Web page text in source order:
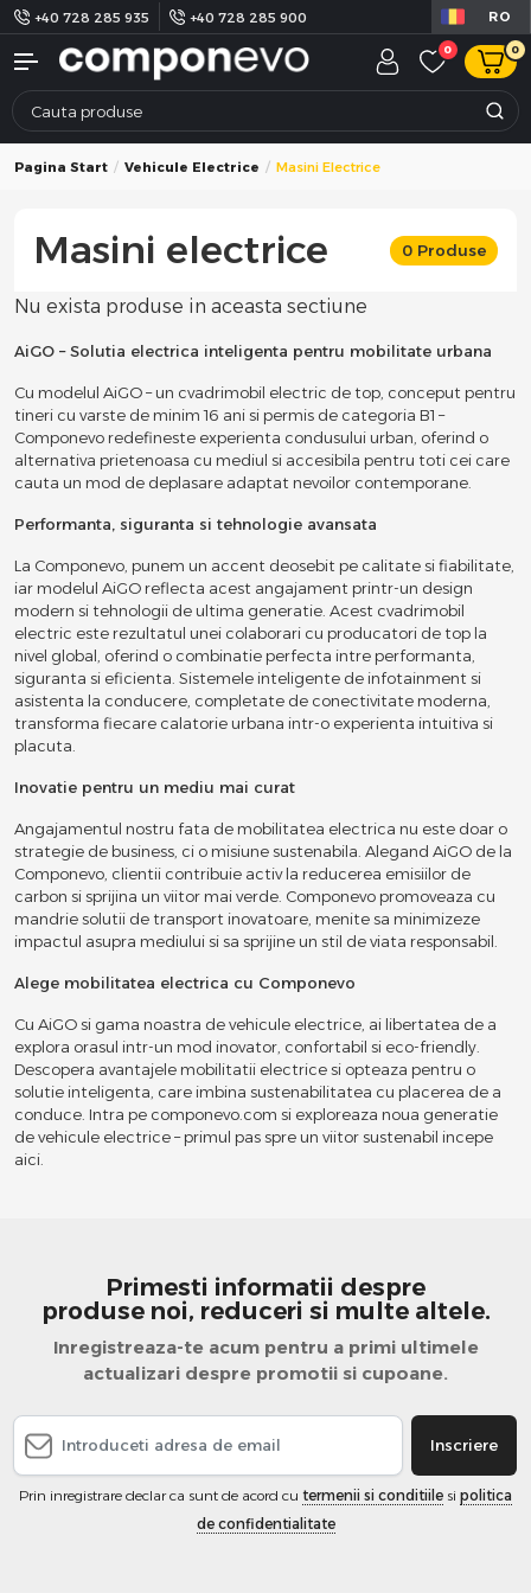
+40 728 285 935 +40 728 285 900 RO
0 0
Pagina Start Vehicule Electrice Masini Electrice
Masini electrice 0 Produse
Nu exista produse in aceasta sectiune
AiGO – Solutia electrica inteligenta pentru mobilitate urbana
Cu modelul AiGO – un cvadrimobil electric de top, conceput pentru
tineri cu varste de minim 16 ani si permis de categoria B1 –
Componevo redefineste experienta condusului urban, oferind o
alternativa prietenoasa cu mediul si accesibila pentru toti cei care
cauta un mod de deplasare adaptat nevoilor contemporane.
Performanta, siguranta si tehnologie avansata
La Componevo, punem un accent deosebit pe calitate si fiabilitate,
iar modelul AiGO reflecta acest angajament printr-un design
modern si tehnologii de ultima generatie. Acest cvadrimobil
electric este rezultatul unei colaborari cu producatori de top la
nivel global, oferind o combinatie perfecta intre performanta,
siguranta si eficienta. Sistemele inteligente de infotainment si
asistenta la conducere, completate de conectivitate moderna,
transforma fiecare calatorie urbana intr-o experienta intuitiva si
placuta.
Inovatie pentru un mediu mai curat
Angajamentul nostru fata de mobilitatea electrica nu este doar o
strategie de business, ci o misiune sustenabila. Alegand AiGO de la
Componevo, clientii contribuie activ la reducerea emisiilor de
carbon si sprijina un viitor mai verde. Componevo promoveaza cu
mandrie solutii de transport inovatoare, menite sa minimizeze
impactul asupra mediului si sa sprijine un stil de viata responsabil.
Alege mobilitatea electrica cu Componevo
Cu AiGO si gama noastra de vehicule electrice, ai libertatea de a
explora orasul intr-un mod inovator, confortabil si eco-friendly.
Descopera avantajele mobilitatii electrice si opteaza pentru o
solutie inteligenta, care imbina sustenabilitatea cu placerea de a
conduce. Intra pe componevo.com si exploreaza noua generatie
de vehicule electrice – primul pas spre un viitor sustenabil incepe
aici.
Primesti informatii despre
produse noi, reduceri si multe altele.
Inregistreaza-te acum pentru a primi ultimele
actualizari despre promotii si cupoane.
Inscriere
Prin inregistrare declar ca sunt de acord cu termenii si conditiile si politica
de confidentialitate